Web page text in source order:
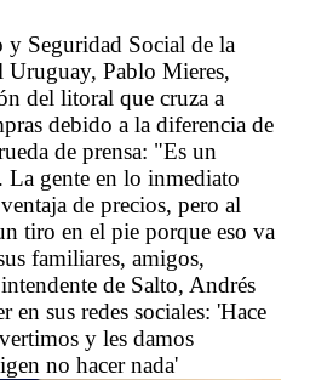
Seguridad Social de la
Uruguay, Pablo Mieres,
del litoral que cruza a
debido a la diferencia de
de prensa: "Es un
gente en lo inmediato
de precios, pero al
tiro en el pie porque eso va
familiares, amigos,
de Salto, Andrés
en sus redes sociales: 'Hace
y les damos
no hacer nada'